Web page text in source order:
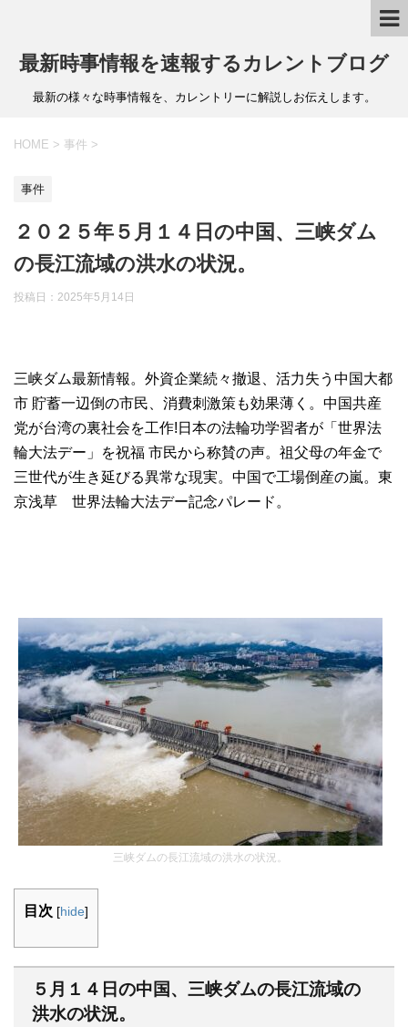
最新時事情報を速報するカレントブログ
最新の様々な時事情報を、カレントリーに解説しお伝えします。
HOME > 事件 >
事件
２０２５年５月１４日の中国、三峡ダム
の長江流域の洪水の状況。
投稿日： 2025年5月14日
三峡ダム最新情報。外資企業続々撤退、活力失う中国大都
市 貯蓄一辺倒の市民、消費刺激策も効果薄く。中国共産
党が台湾の裏社会を工作!日本の法輪功学習者が「世界法
輪大法デー」を祝福 市民から称賛の声。祖父母の年金で
三世代が生き延びる異常な現実。中国で工場倒産の嵐。東
京浅草 世界法輪大法デー記念パレード。
三峡ダムの長江流域の洪水の状況。
目次 [hide]
５月１４日の中国、三峡ダムの長江流域の
洪水の状況。